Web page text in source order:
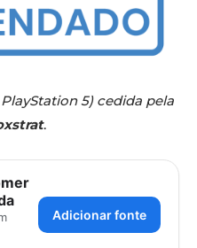
5) cedida pela
.
Adicionar fonte